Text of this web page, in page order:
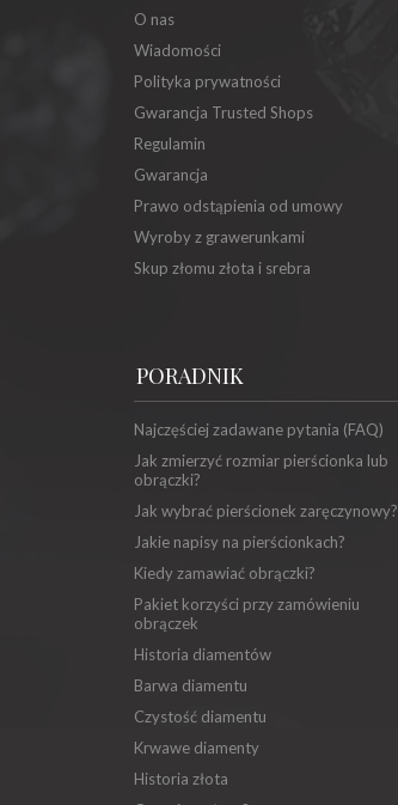
O nas
Wiadomości
Polityka prywatności
Gwarancja Trusted Shops
Regulamin
Gwarancja
Prawo odstąpienia od umowy
Wyroby z grawerunkami
Skup złomu złota i srebra
PORADNIK
Najczęściej zadawane pytania (FAQ)
Jak zmierzyć rozmiar pierścionka lub
obrączki?
Jak wybrać pierścionek zaręczynowy?
Jakie napisy na pierścionkach?
Kiedy zamawiać obrączki?
Pakiet korzyści przy zamówieniu
obrączek
Historia diamentów
Barwa diamentu
Czystość diamentu
Krwawe diamenty
Historia złota